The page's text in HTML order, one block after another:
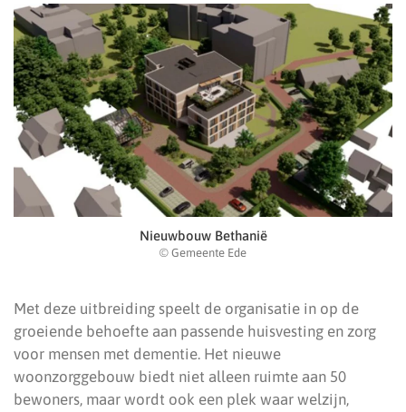
Nieuwbouw Bethanië
© Gemeente Ede
Met deze uitbreiding speelt de organisatie in op de
groeiende behoefte aan passende huisvesting en zorg
voor mensen met dementie. Het nieuwe
woonzorggebouw biedt niet alleen ruimte aan 50
bewoners, maar wordt ook een plek waar welzijn,